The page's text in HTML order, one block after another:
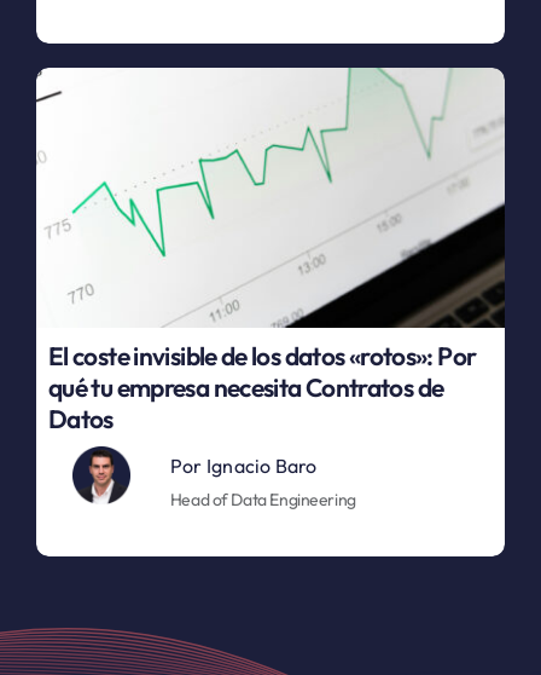
El coste invisible de los datos «rotos»: Por
qué tu empresa necesita Contratos de
Datos
Por Ignacio Baro
Head of Data Engineering